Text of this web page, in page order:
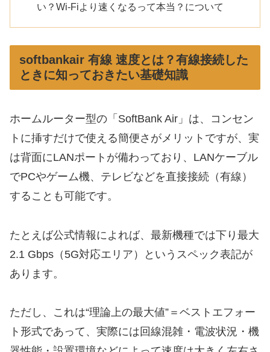
い？Wi-Fiより速くなるって本当？について
softbankair 有線 速度とは？有線接続した
ときに知っておきたい基礎知識
ホームルーター型の「SoftBank Air」は、コンセン
トに挿すだけで使える簡便さがメリットですが、実
は背面にLANポートが備わっており、LANケーブル
でPCやゲーム機、テレビなどを直接接続（有線）
することも可能です。
たとえば公式情報によれば、最新機種では下り最大
2.1 Gbps（5G対応エリア）というスペック表記が
あります。
ただし、これは“理論上の最大値”＝ベストエフォー
ト形式であって、実際には回線混雑・電波状況・機